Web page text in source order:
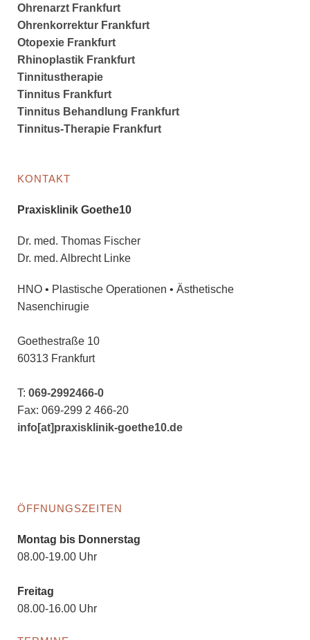
Ohrenarzt Frankfurt
Ohrenkorrektur Frankfurt
Otopexie Frankfurt
Rhinoplastik Frankfurt
Tinnitustherapie
Tinnitus Frankfurt
Tinnitus Behandlung Frankfurt
Tinnitus-Therapie Frankfurt
KONTAKT
Praxisklinik Goethe10
Dr. med. Thomas Fischer
Dr. med. Albrecht Linke
HNO • Plastische Operationen • Ästhetische
Nasenchirugie
Goethestraße 10
60313 Frankfurt
T: 069-2992466-0
Fax: 069-299 2 466-20
info[at]praxisklinik-goethe10.de
ÖFFNUNGSZEITEN
Montag bis Donnerstag
08.00-19.00 Uhr
Freitag
08.00-16.00 Uhr